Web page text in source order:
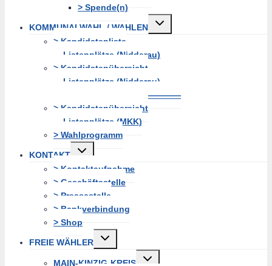
> Spende(n)
KOMMUNALWAHL / WAHLEN
Untermenü
erweitern
> Kandidatenliste
Listenplätze (Nidderau)
> Kandidatenübersicht
Listenplätze (Nidderau)
———————————————
> Kandidatenübersicht
Listenplätze (MKK)
> Wahlprogramm
KONTAKT
Untermenü
erweitern
> Kontaktaufnahme
> Geschäftsstelle
> Pressestelle
> Bankverbindung
> Shop
FREIE WÄHLER
Untermenü
erweitern
MAIN-KINZIG-KREIS
Untermenü